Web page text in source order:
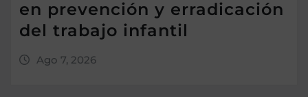
en prevención y erradicación
del trabajo infantil
Ago 7, 2026